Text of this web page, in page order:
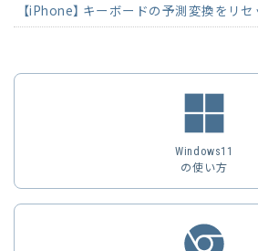
【iPhone】 キーボードの予測変換をリ
Windows11
の使い方